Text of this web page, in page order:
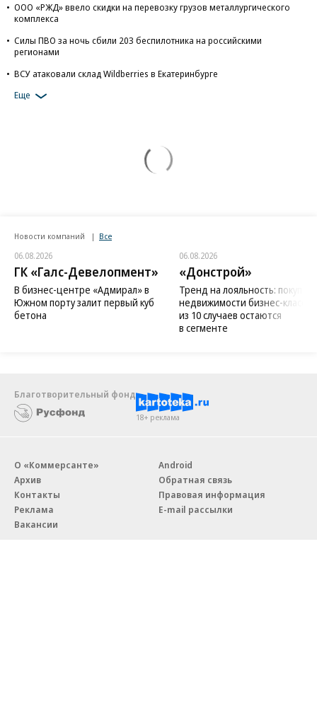
ООО «РЖД» ввело скидки на перевозку грузов металлургического
комплекса
Силы ПВО за ночь сбили 203 беспилотника на российскими
регионами
ВСУ атаковали склад Wildberries в Екатеринбурге
Еще
Новости компаний Все
06.08.2026
ГК «Галс-Девелопмент»
В бизнес-центре «Адмирал» в
Южном порту залит первый куб
бетона
06.08.2026
«Донстрой»
Тренд на лояльность:
недвижимости бизнес-класса
из 10 случаев остаются
в сегменте
Благотворительный фонд
18+ реклама
О «Коммерсанте»
Архив
Контакты
Реклама
Вакансии
Android
Обратная связь
Правовая информация
E-mail рассылки